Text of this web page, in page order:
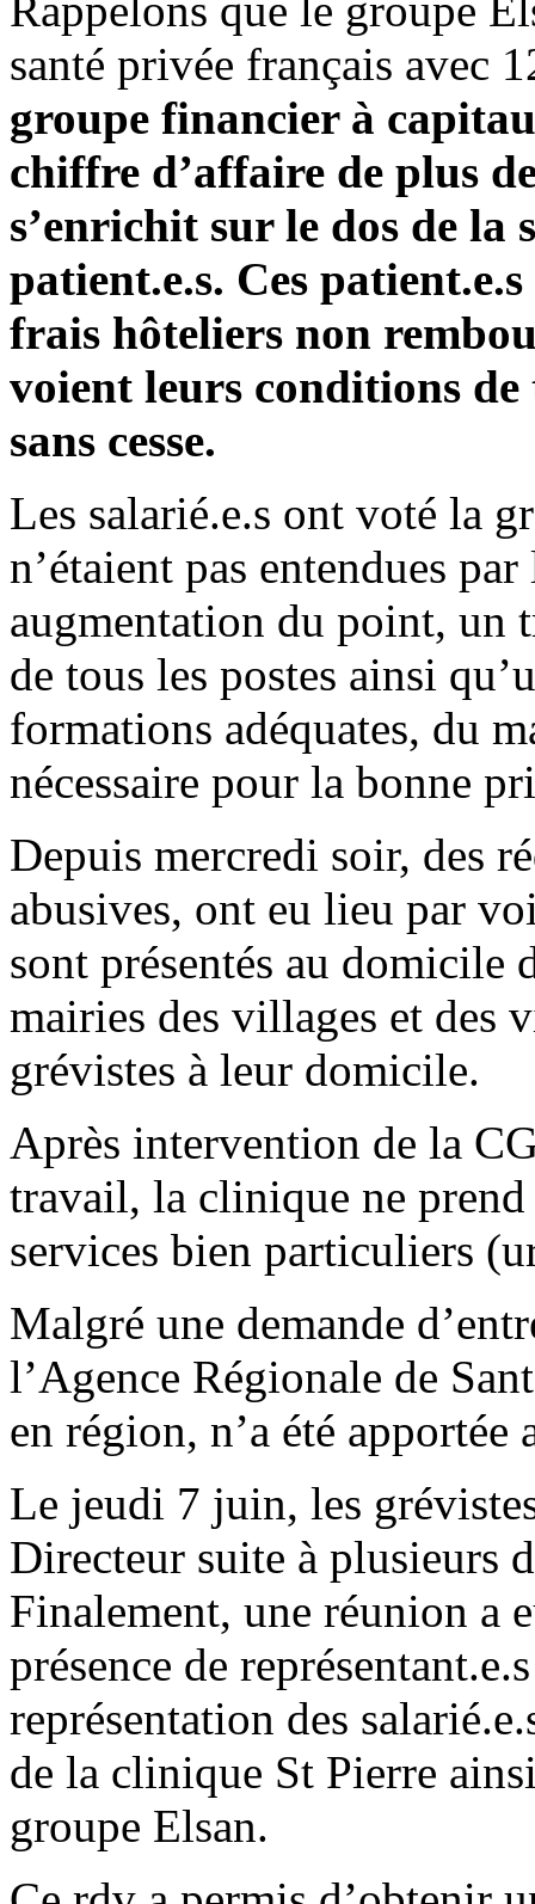
santé privée français avec
groupe financier à
chiffre d’affaire de plus
s’enrichit sur le dos de la
patient.e.s. Ces
frais hôteliers non
voient leurs conditions
sans cesse.
Les salarié.e.s ont voté la
n’étaient pas entendues
augmentation du point, un
de tous les postes ainsi
formations adéquates, du
nécessaire pour la bonne
Depuis mercredi soir, des
abusives, ont eu lieu par
sont présentés au domicile
mairies des villages et des
grévistes à leur domicile.
Après intervention de la
travail, la clinique ne prend
services bien particuliers
Malgré une demande
l’Agence Régionale de
en région, n’a été apportée
Le jeudi 7 juin, les
Directeur suite à plusieurs
Finalement, une réunion a
présence de
représentation des
de la clinique St Pierre
groupe Elsan.